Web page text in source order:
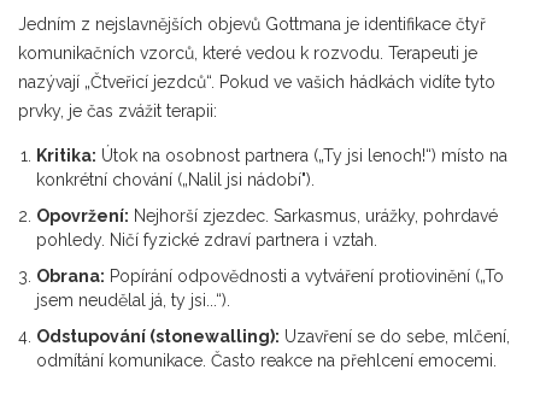
Jedním z nejslavnějších objevů Gottmana je identifikace čtyř
komunikačních vzorců, které vedou k rozvodu. Terapeuti je
nazývají „Čtveřicí jezdců“. Pokud ve vašich hádkách vidíte tyto
prvky, je čas zvážit terapii:
Kritika: Útok na osobnost partnera („Ty jsi lenoch!“) místo na
konkrétní chování („Nalil jsi nádobí").
Opovržení: Nejhorší zjezdec. Sarkasmus, urážky, pohrdavé
pohledy. Ničí fyzické zdraví partnera i vztah.
Obrana: Popírání odpovědnosti a vytváření protiovinění („To
jsem neudělal já, ty jsi...“).
Odstupování (stonewalling): Uzavření se do sebe, mlčení,
odmítání komunikace. Často reakce na přehlcení emocemi.